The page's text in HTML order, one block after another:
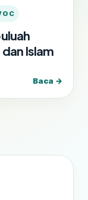
Islam
Baca →